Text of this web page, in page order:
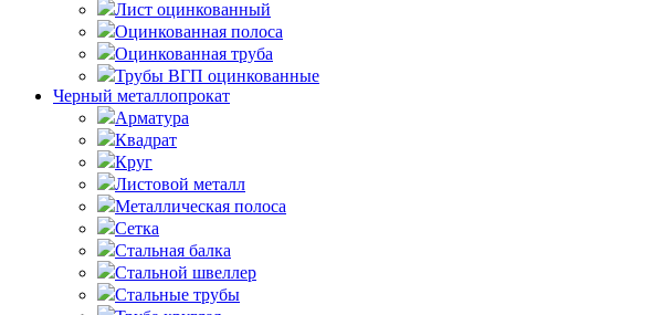
Лист оцинкованный
Оцинкованная полоса
Оцинкованная труба
Трубы ВГП оцинкованные
Черный металлопрокат
Арматура
Квадрат
Круг
Листовой металл
Металлическая полоса
Сетка
Стальная балка
Стальной швеллер
Стальные трубы